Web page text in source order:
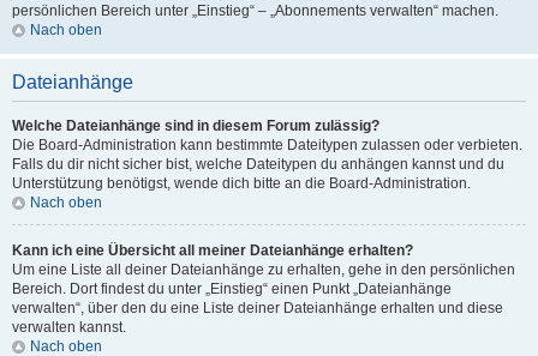
persönlichen Bereich unter „Einstieg“ – „Abonnements verwalten“ machen.
Nach oben
Dateianhänge
Welche Dateianhänge sind in diesem Forum zulässig?
Die Board-Administration kann bestimmte Dateitypen zulassen oder verbieten.
Falls du dir nicht sicher bist, welche Dateitypen du anhängen kannst und du
Unterstützung benötigst, wende dich bitte an die Board-Administration.
Nach oben
Kann ich eine Übersicht all meiner Dateianhänge erhalten?
Um eine Liste all deiner Dateianhänge zu erhalten, gehe in den persönlichen
Bereich. Dort findest du unter „Einstieg“ einen Punkt „Dateianhänge
verwalten“, über den du eine Liste deiner Dateianhänge erhalten und diese
verwalten kannst.
Nach oben